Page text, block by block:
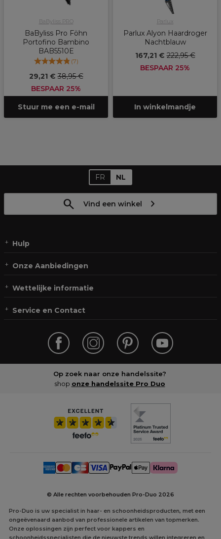
BaByliss PRO
BaByliss Pro Föhn
Portofino Bambino
BAB5510E
(7)
29,21 €38,95 €
BESPAAR 25%
Stuur me een e-mail
Parlux
Parlux Alyon Haardroger
Nachtblauw
167,21 €222,95 €
BESPAAR 25%
In winkelmandje
FR NL
Vind een winkel
Hulp
Onze Aanbiedingen
Wettelijke informatie
Service en Contact
Op zoek naar onze handelssite?
shop onze handelssite Pro Duo
© Alle rechten voorbehouden Pro-Duo 2026
Pro-Duo is uw specialist in haar- en schoonheidsproducten, met een
ongeëvenaard aanbod van professionele artikelen van topmerken.
Onze oplossingen zijn perfect voor kappers en